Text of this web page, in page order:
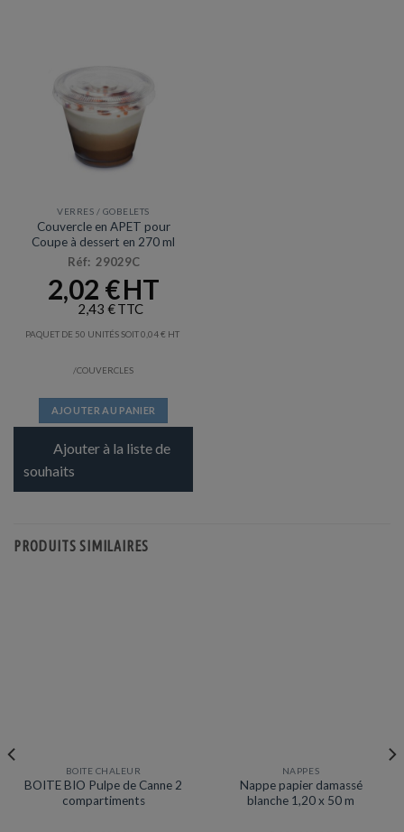
VERRES / GOBELETS
Couvercle en APET pour
Coupe à dessert en 270 ml
Réf: 29029C
2,02 €
2,43 €
PAQUET DE 50 UNITÉS SOIT0,04€
/COUVERCLES
AJOUTER AU PANIER
Ajouter à la liste de
souhaits
PRODUITS SIMILAIRES
Prix en baisse
BOITE CHALEUR
BOITE BIO Pulpe de Canne 2
compartiments
Promotion
NAPPES
Nappe papier damassé
blanche 1,20 x 50 m